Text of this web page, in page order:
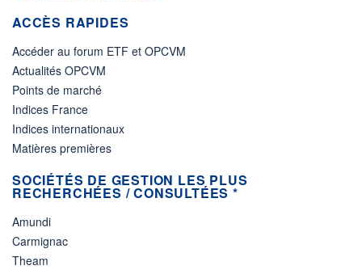
ACCÈS RAPIDES
Accéder au forum ETF et OPCVM
Actualités OPCVM
Points de marché
Indices France
Indices internationaux
Matières premières
SOCIÉTÉS DE GESTION LES PLUS
RECHERCHÉES / CONSULTÉES *
Amundi
Carmignac
Theam